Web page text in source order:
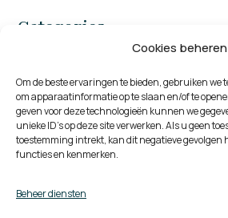
Cookies beheren
Om de beste ervaringen te bieden, gebruiken we
om apparaatinformatie op te slaan en/of te
geven voor deze technologieën kunnen we
unieke ID's op deze site verwerken. Als u geen
toestemming intrekt, kan dit negatieve gevolgen
functies en kenmerken.
Beheer diensten
Categories
Akoestiek
Employer branding
Gebedsruimte
Gebiedsontwikkeling